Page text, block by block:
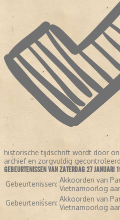
historische tijdschrift wordt door
archief en zorgvuldig
GEBEURTENISSEN VAN ZATERDAG 27 JANUARI
Gebeurtenissen: Akkoorden van
Vietnamoorlog
Gebeurtenissen: Akkoorden van
Vietnamoorlog